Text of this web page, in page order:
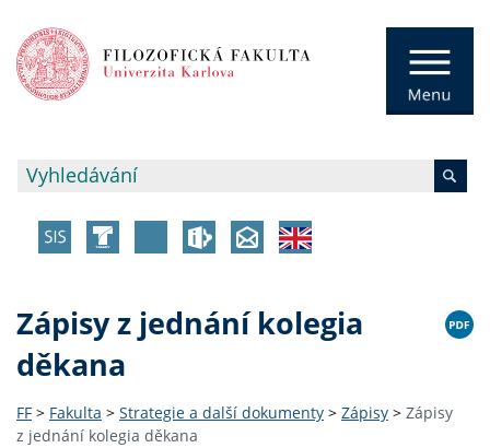
Zápisy z jednání kolegia
děkana
FF > Fakulta > Strategie a další dokumenty > Zápisy > Zápisy
z jednání kolegia děkana